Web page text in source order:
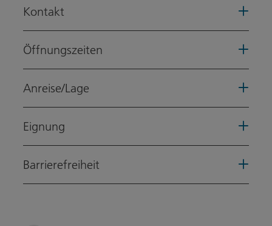
Kontakt
Öffnungszeiten
Anreise/Lage
Eignung
Barrierefreiheit